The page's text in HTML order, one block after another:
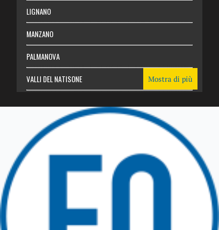
LIGNANO
MANZANO
PALMANOVA
VALLI DEL NATISONE
TRICESIMO
TARCENTO
GEMONA DEL FRIULI
Mostra di più